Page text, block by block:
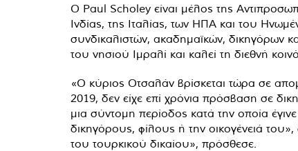
Ο Paul Scholey είναι μέλος της
Ινδίας, της Ιταλίας, των ΗΠΑ και του
συνδικαλιστών, ακαδημαϊκών, δικηγόρων
του νησιού Ιμραλί και καλεί τη διεθνή
«Ο κύριος Οτσαλάν βρίσκεται τώρα σε
2019, δεν είχε επί χρόνια πρόσβαση σε
μια σύντομη περίοδος κατά την οποία
δικηγόρους, φίλους ή την οικογένειά
του τουρκικού δικαίου», πρόσθεσε.